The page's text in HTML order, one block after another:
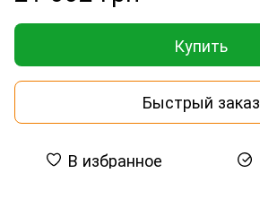
Купить
Быстрый заказ
В избранное